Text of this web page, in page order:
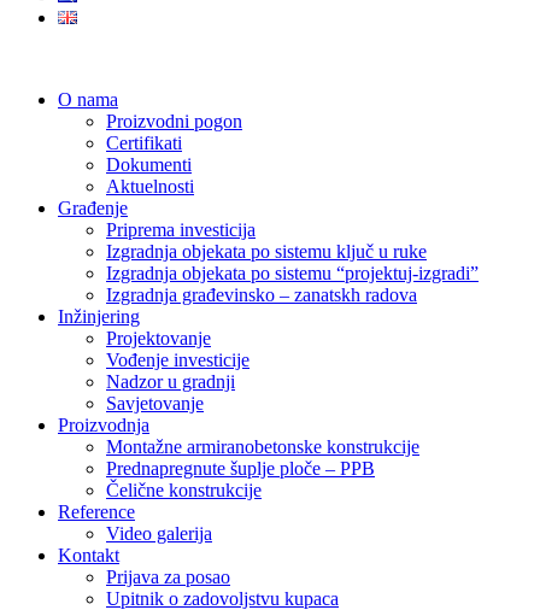
O nama
Proizvodni pogon
Certifikati
Dokumenti
Aktuelnosti
Građenje
Priprema investicija
Izgradnja objekata po sistemu ključ u ruke
Izgradnja objekata po sistemu “projektuj-izgradi”
Izgradnja građevinsko – zanatskh radova
Inžinjering
Projektovanje
Vođenje investicije
Nadzor u gradnji
Savjetovanje
Proizvodnja
Montažne armiranobetonske konstrukcije
Prednapregnute šuplje ploče – PPB
Čelične konstrukcije
Reference
Video galerija
Kontakt
Prijava za posao
Upitnik o zadovoljstvu kupaca